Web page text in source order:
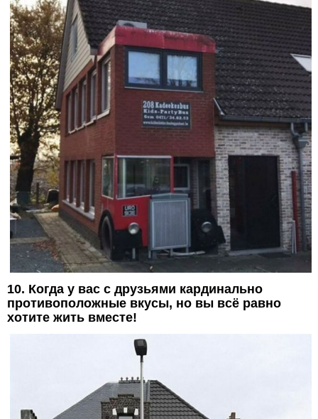
10. Когда у вас с друзьями кардинально
противоположные вкусы, но вы всё равно
хотите жить вместе!